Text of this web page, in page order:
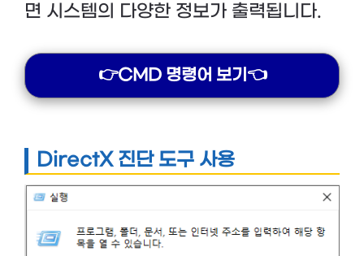
면 시스템의 다양한 정보가 출력됩니다.
👉CMD 명령어 보기👈
DirectX 진단 도구 사용